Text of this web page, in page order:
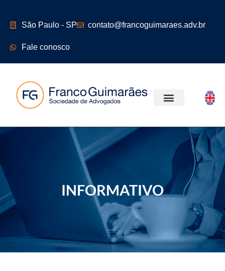
São Paulo - SP contato@francoguimaraes.adv.br
Fale conosco
INFORMATIVO